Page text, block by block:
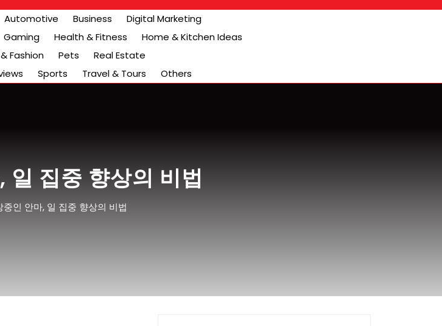
Automotive Business
Digital Marketing
Gaming Health & Fitness
Home & Kitchen Ideas
Fashion Pets
Real Estate
Sports Travel & Tours Others
일 집중 향상의 비법
중인 안마, 일 집중 향상의 비법